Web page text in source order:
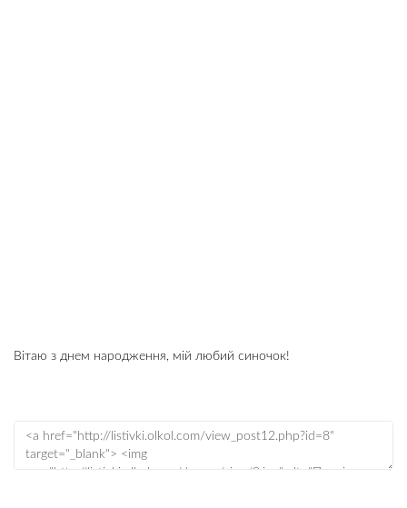
Вітаю з днем народження, мій любий синочок!